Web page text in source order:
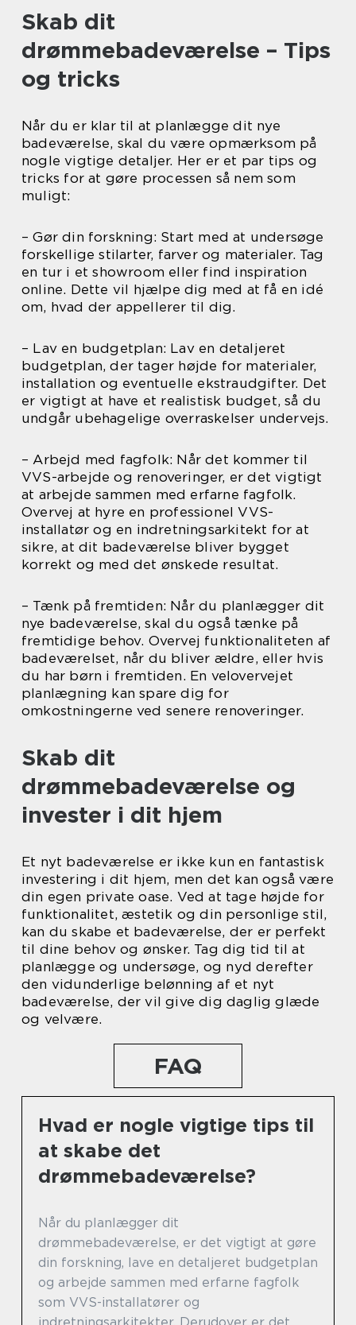
Skab dit
drømmebadeværelse – Tips
og tricks
Når du er klar til at planlægge dit nye
badeværelse, skal du være opmærksom på
nogle vigtige detaljer. Her er et par tips og
tricks for at gøre processen så nem som
muligt:
– Gør din forskning: Start med at undersøge
forskellige stilarter, farver og materialer. Tag
en tur i et showroom eller find inspiration
online. Dette vil hjælpe dig med at få en idé
om, hvad der appellerer til dig.
– Lav en budgetplan: Lav en detaljeret
budgetplan, der tager højde for materialer,
installation og eventuelle ekstraudgifter. Det
er vigtigt at have et realistisk budget, så du
undgår ubehagelige overraskelser undervejs.
– Arbejd med fagfolk: Når det kommer til
VVS-arbejde og renoveringer, er det vigtigt
at arbejde sammen med erfarne fagfolk.
Overvej at hyre en professionel VVS-
installatør og en indretningsarkitekt for at
sikre, at dit badeværelse bliver bygget
korrekt og med det ønskede resultat.
– Tænk på fremtiden: Når du planlægger dit
nye badeværelse, skal du også tænke på
fremtidige behov. Overvej funktionaliteten af
badeværelset, når du bliver ældre, eller hvis
du har børn i fremtiden. En velovervejet
planlægning kan spare dig for
omkostningerne ved senere renoveringer.
Skab dit
drømmebadeværelse og
invester i dit hjem
Et nyt badeværelse er ikke kun en fantastisk
investering i dit hjem, men det kan også være
din egen private oase. Ved at tage højde for
funktionalitet, æstetik og din personlige stil,
kan du skabe et badeværelse, der er perfekt
til dine behov og ønsker. Tag dig tid til at
planlægge og undersøge, og nyd derefter
den vidunderlige belønning af et nyt
badeværelse, der vil give dig daglig glæde
og velvære.
FAQ
Hvad er nogle vigtige tips til
at skabe det
drømmebadeværelse?
Når du planlægger dit
drømmebadeværelse, er det vigtigt at gøre
din forskning, lave en detaljeret budgetplan
og arbejde sammen med erfarne fagfolk
som VVS-installatører og